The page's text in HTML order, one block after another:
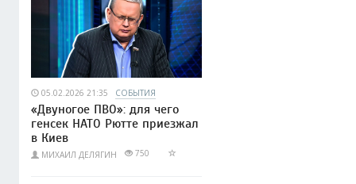
05.02.2026 21:35 СОБЫТИЯ
«Двуногое ПВО»: для чего
генсек НАТО Рютте приезжал
в Киев
МИХАИЛ ДЕЛЯГИН 750